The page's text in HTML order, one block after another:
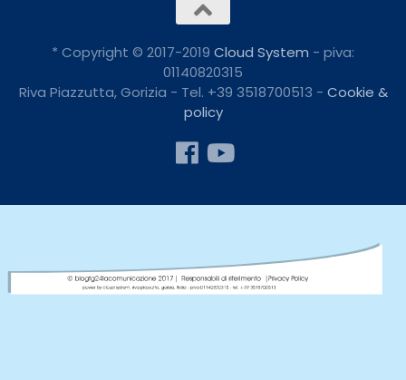
* Copyright © 2017-2019 Cloud System - piva:
01140820315
Riva Piazzutta, Gorizia - Tel. +39 3518700513 - Cookie &
policy